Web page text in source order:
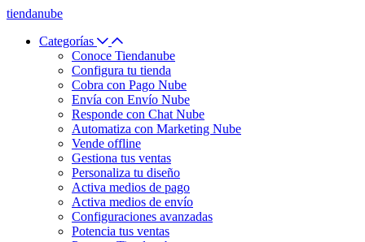
tiendanube
Categorías
Conoce Tiendanube
Configura tu tienda
Cobra con Pago Nube
Envía con Envío Nube
Responde con Chat Nube
Automatiza con Marketing Nube
Vende offline
Gestiona tus ventas
Personaliza tu diseño
Activa medios de pago
Activa medios de envío
Configuraciones avanzadas
Potencia tus ventas